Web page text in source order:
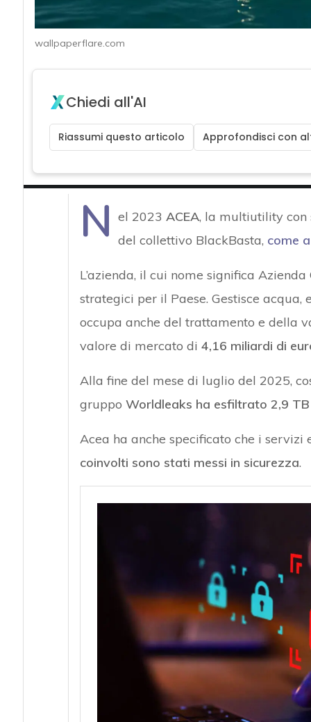
wallpaperflare.com
Chiedi all'AI
Riassumi questo articolo Approfondisci con
N el 2023 ACEA, la multiutility con
del collettivo BlackBasta, come
L’azienda, il cui nome significa
strategici per il Paese. Gestisce
occupa anche del trattamento e della
valore di mercato di 4,16 miliardi di
Alla fine del mese di luglio del 2025,
gruppo Worldleaks ha esfiltrato 2,9
Acea ha anche specificato che i
coinvolti sono stati messi in sicurezza.